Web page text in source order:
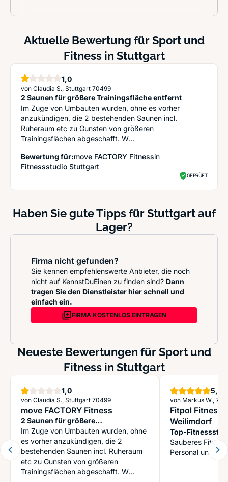
Aktuelle Bewertung für Sport und
Fitness in Stuttgart
1,0Stern
von Claudia S., Stuttgart 70499
2 Saunen für größere Trainingsfläche entfernt
Im Zuge von Umbauten wurden, ohne es vorher
anzukündigen, die 2 bestehenden Saunen incl.
Ruheraum etc zu Gunsten von größeren
Trainingsflächen abgeschafft. W...
Bewertung für:move FACTORY Fitnessin
Fitnessstudio Stuttgart
GEPRÜFT
Haben Sie gute Tipps für Stuttgart auf
Lager?
Firma nicht gefunden?
Sie kennen empfehlenswerte Anbieter, die noch
nicht auf KennstDuEinen zu finden sind? Dann
tragen Sie den Dienstleister hier schnell und
einfach ein.
FIRMA KOSTENLOS EINTRAGEN
Neueste Bewertungen für Sport und
Fitness in Stuttgart
1,0Stern
von Claudia S., Stuttgart 70499
move FACTORY Fitness
2 Saunen für größere
Trainingsfläche entfernt
Im Zuge von Umbauten wurden, ohne
es vorher anzukündigen, die 2
bestehenden Saunen incl. Ruheraum
etc zu Gunsten von größeren
Trainingsflächen abgeschafft. W...
5,0
von Markus W.,
Fitpol Fitness
Weilimdorf
Top-
Sauberes
Personal und